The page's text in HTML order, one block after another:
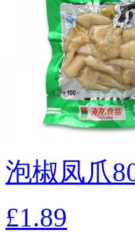
泡椒凤爪
£1.89